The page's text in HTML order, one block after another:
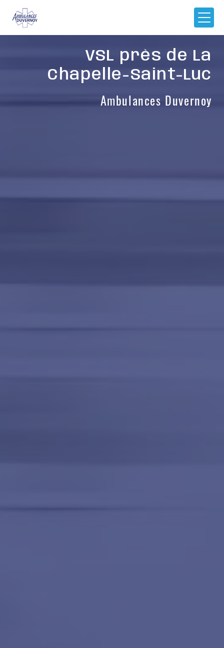
VSL près de La
Chapelle-Saint-Luc
Ambulances Duvernoy
Panneau de gestion des cookies